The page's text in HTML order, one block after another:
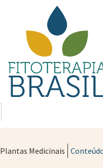
Plantas Medicinais